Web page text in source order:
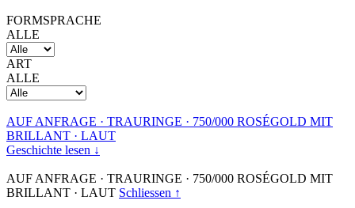
FORMSPRACHE
ALLE
ART
ALLE
AUF ANFRAGE · TRAURINGE · 750/000 ROSÉGOLD MIT
BRILLANT · LAUT
Geschichte lesen ↓
AUF ANFRAGE · TRAURINGE · 750/000 ROSÉGOLD MIT
BRILLANT · LAUT Schliessen ↑